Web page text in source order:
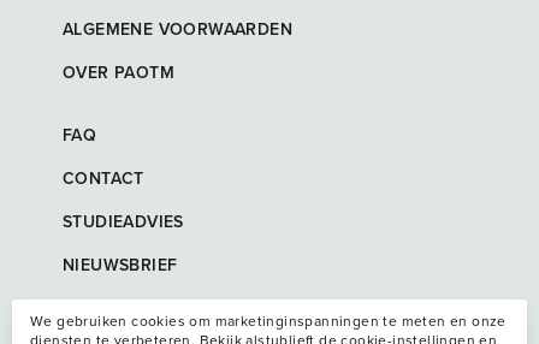
ALGEMENE VOORWAARDEN
OVER PAOTM
FAQ
CONTACT
STUDIEADVIES
NIEUWSBRIEF
We gebruiken cookies om marketinginspanningen te meten en onze
diensten te verbeteren. Bekijk alstublieft de cookie-instellingen en